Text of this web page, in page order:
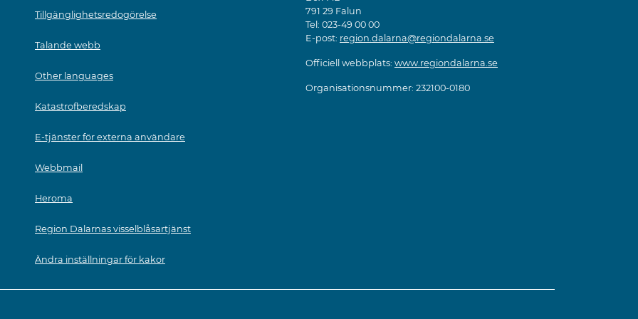
Tillgänglighetsredogörelse
Talande webb
Other languages
Katastrofberedskap
E-tjänster för externa användare
Webbmail
Heroma
Region Dalarnas visselblåsartjänst
Ändra inställningar för kakor
791 29 Falun
Tel: 023-49 00 00
E-post: region.dalarna@regiondalarna.se
Officiell webbplats: www.regiondalarna.se
Organisationsnummer: 232100-0180